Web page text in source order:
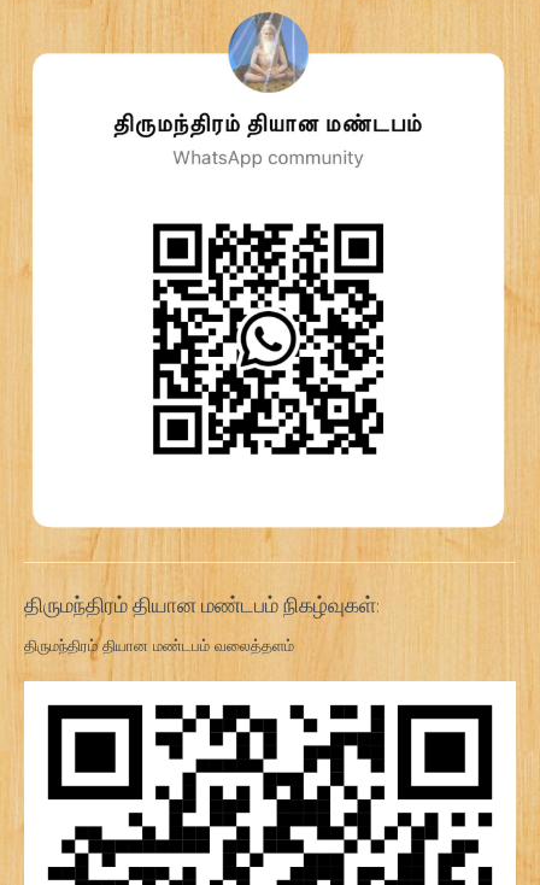
திருமந்திரம் தியான மண்டபம் நிகழ்வுகள்:
திருமந்திரம் தியான மண்டபம் வலைத்தளம்